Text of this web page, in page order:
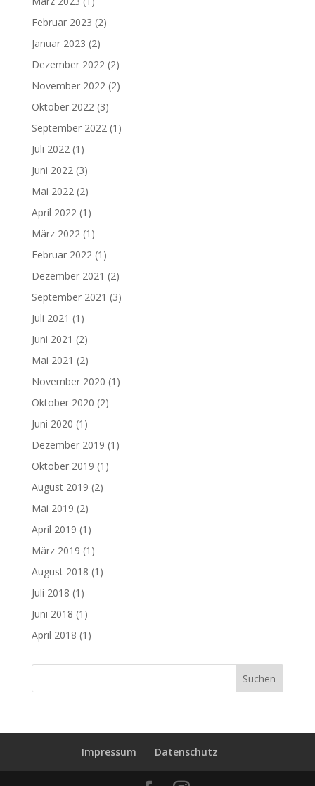
Februar 2023 (2)
Januar 2023 (2)
Dezember 2022(2)
November 2022(2)
Oktober 2022(3)
September 2022(1)
Juli 2022(1)
Juni 2022(3)
Mai 2022(2)
April 2022(1)
März 2022(1)
Februar 2022(1)
Dezember 2021 (2)
September 2021 (3)
Juli 2021 (1)
Juni 2021 (2)
Mai 2021 (2)
November 2020 (1)
Oktober 2020 (2)
Juni 2020 (1)
Dezember 2019 (1)
Oktober 2019 (1)
August 2019 (2)
Mai 2019 (2)
April 2019 (1)
März 2019 (1)
August 2018 (1)
Juli 2018 (1)
Juni 2018 (1)
April 2018 (1)
Impressum Datenschutz